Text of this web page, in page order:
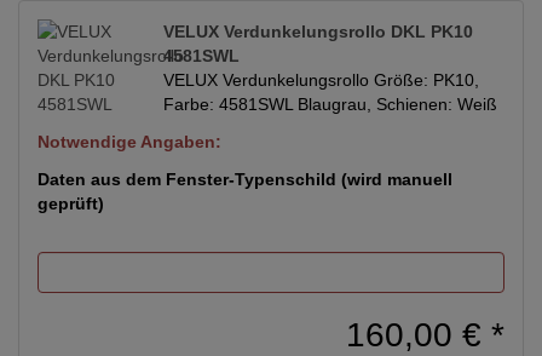
VELUX Verdunkelungsrollo DKL PK10
4581SWL
VELUX Verdunkelungsrollo Größe: PK10,
Farbe: 4581SWL Blaugrau, Schienen: Weiß
Notwendige Angaben:
Daten aus dem Fenster-Typenschild (wird manuell
geprüft)
160,00 € *